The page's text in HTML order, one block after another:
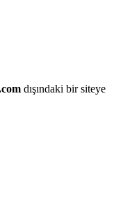
dışındaki bir siteye